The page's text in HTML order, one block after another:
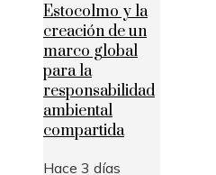
Estocolmo y la
creación de un
marco global
para la
responsabilidad
ambiental
compartida
Hace 3 días